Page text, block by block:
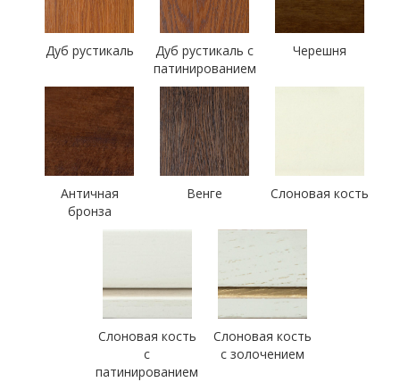
Дуб рустикаль
Дуб рустикаль с
патинированием
Черешня
Античная
бронза
Венге Слоновая кость
Слоновая кость
с
патинированием
Слоновая кость
с золочением